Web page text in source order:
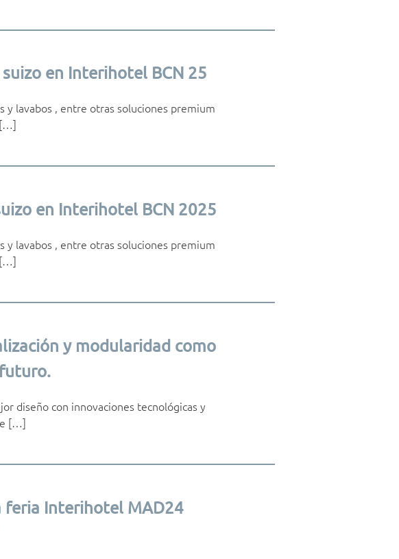
en Interihotel BCN 25
y lavabos , entre otras soluciones premium
[…]
en Interihotel BCN 2025
y lavabos , entre otras soluciones premium
[…]
y modularidad como
diseño con innovaciones tecnológicas y
[…]
feria Interihotel MAD24